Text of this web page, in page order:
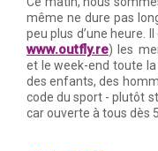
même ne dure pas
peu plus d’une heure.
www.outfly.re) les
et le week-end toute
des enfants, des
code du sport - plutôt
car ouverte à tous dès